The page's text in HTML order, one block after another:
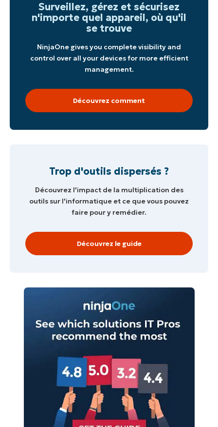
Surveillez, gérez et sécurisez
n'importe quel appareil, où qu'il
se trouve
NinjaOne gives you complete visibility and
control over all your devices for more efficient
management.
Découvrez comment
Trop d'outils dispersés ?
Découvrez l'impact de la multiplication des
outils sur l'informatique et ce que vous pouvez
faire pour y remédier.
Découvrez le guide